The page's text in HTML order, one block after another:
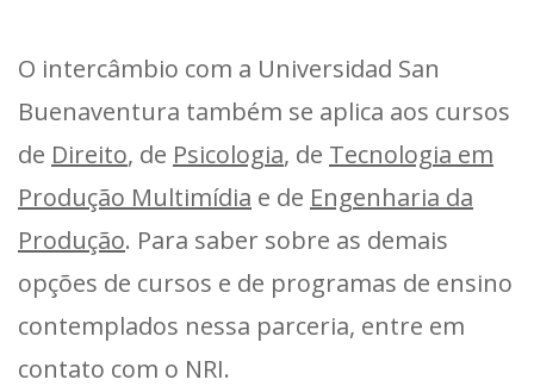
O intercâmbio com a Universidad San
Buenaventura também se aplica aos cursos
de Direito, de Psicologia, de Tecnologia em
Produção Multimídia e de Engenharia da
Produção. Para saber sobre as demais
opções de cursos e de programas de ensino
contemplados nessa parceria, entre em
contato com o NRI.